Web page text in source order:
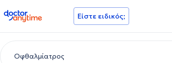
doctoranytime Είστε ειδικός;